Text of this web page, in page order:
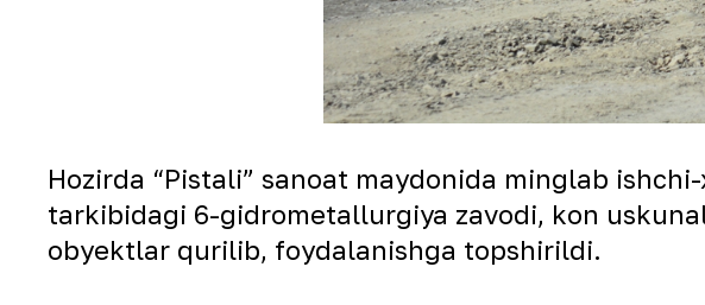
Hozirda “Pistali” sanoat maydonida minglab
tarkibidagi 6-gidrometallurgiya zavodi, kon
obyektlar qurilib, foydalanishga topshirildi.